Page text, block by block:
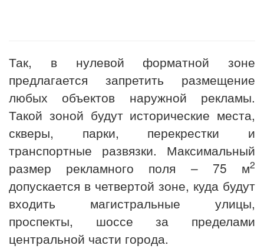
Так, в нулевой форматной зоне
предлагается запретить размещение
любых объектов наружной рекламы.
Такой зоной будут исторические места,
скверы, парки, перекрестки и
транспортные развязки. Максимальный
размер рекламного поля – 75 м2
допускается в четвертой зоне, куда будут
входить магистральные улицы,
проспекты, шоссе за пределами
центральной части города.